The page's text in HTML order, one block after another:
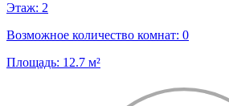
Этаж: 2
Возможное количество комнат: 0
Площадь: 12.7 м²